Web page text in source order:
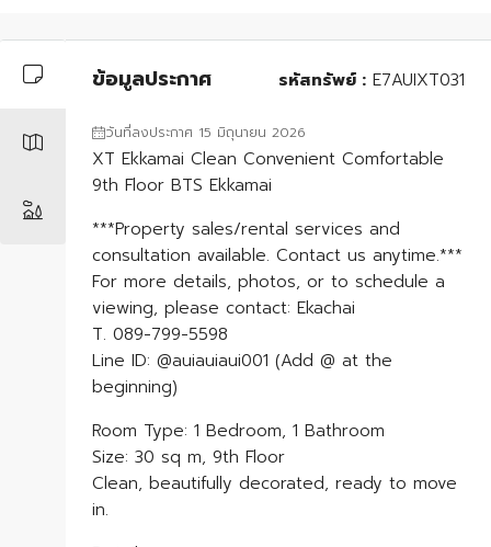
ข้อมูลประกาศ รหัสทรัพย์ : E7AUIXT031
วันที่ลงประกาศ 15 มิถุนายน 2026
XT Ekkamai Clean Convenient Comfortable
9th Floor BTS Ekkamai
***Property sales/rental services and
consultation available. Contact us anytime.***
For more details, photos, or to schedule a
viewing, please contact: Ekachai
T. 089-799-5598
Line ID: @auiauiaui001 (Add @ at the
beginning)
Room Type: 1 Bedroom, 1 Bathroom
Size: 30 sq m, 9th Floor
Clean, beautifully decorated, ready to move
in.